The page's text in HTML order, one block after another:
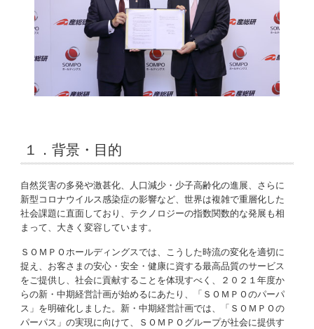
１．背景・目的
自然災害の多発や激甚化、人口減少・少子高齢化の進展、さらに
新型コロナウイルス感染症の影響など、世界は複雑で重層化した
社会課題に直面しており、テクノロジーの指数関数的な発展も相
まって、大きく変容しています。
ＳＯＭＰＯホールディングスでは、こうした時流の変化を適切に
捉え、お客さまの安心・安全・健康に資する最高品質のサービス
をご提供し、社会に貢献することを体現すべく、２０２１年度か
らの新・中期経営計画が始めるにあたり、「ＳＯＭＰＯのパーパ
ス」を明確化しました。新・中期経営計画では、「ＳＯＭＰＯの
パーパス」の実現に向けて、ＳＯＭＰＯグループが社会に提供す